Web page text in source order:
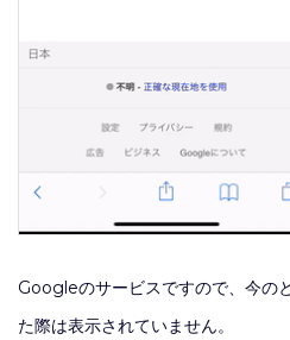
Googleのサービスですので、今の
た際は表示されていません。